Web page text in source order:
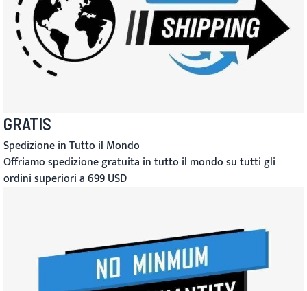
GRATIS
Spedizione in Tutto il Mondo
Offriamo spedizione gratuita in tutto il mondo su tutti gli
ordini superiori a 699 USD